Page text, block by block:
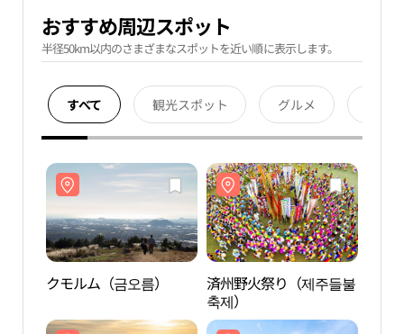
おすすめ周辺スポット
半径50km以内のさまざまなスポットを近い順に表示します。
すべて 観光スポット グルメ
クモルム（금오름）
済州野火祭り（제주들불
축제）